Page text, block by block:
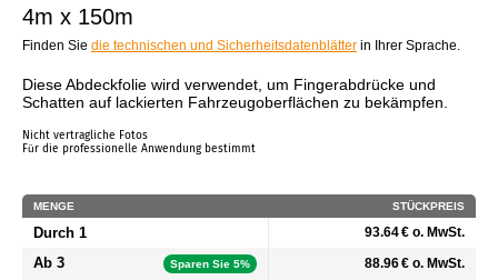
4m x 150m
Finden Sie die technischen und Sicherheitsdatenblätter in Ihrer Sprache.
Diese Abdeckfolie wird verwendet, um Fingerabdrücke und
Schatten auf lackierten Fahrzeugoberflächen zu bekämpfen.
Nicht vertragliche Fotos
Für die professionelle Anwendung bestimmt
MENGE STÜCKPREIS
Durch 1 93.64 € o. MwSt.
Ab 3 Sparen Sie 5% 88.96 € o. MwSt.